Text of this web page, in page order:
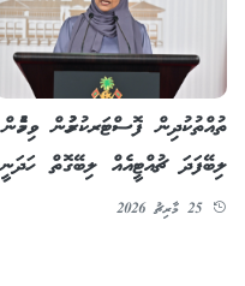
ތުއްތުކުދިން ފޮސްޓަރކުރުމުން ވިހެމުން
ލިބޭފަދަ ޗުއްޓީއެއް ލިބޭގޮތް ހަދަނީ
25 މާރިޗު 2026